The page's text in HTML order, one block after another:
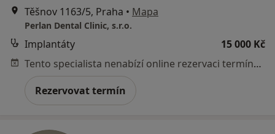
Těšnov 1163/5, Praha • Mapa
Perlan Dental Clinic, s.r.o.
Implantáty
15 000 Kč
Tento specialista nenabízí online rezervaci termínu na této adrese.
Rezervovat termín